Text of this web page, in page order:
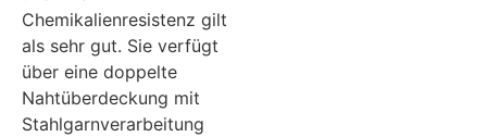
Chemikalienresistenz gilt
als sehr gut. Sie verfügt
über eine doppelte
Nahtüberdeckung mit
Stahlgarnverarbeitung